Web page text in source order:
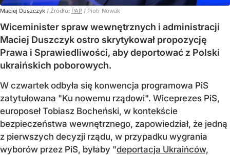
Maciej Duszczyk / Źródło: PAP / Piotr Nowak
Wiceminister spraw wewnętrznych i administracji
Maciej Duszczyk ostro skrytykował propozycję
Prawa i Sprawiedliwości, aby deportować z Polski
ukraińskich poborowych.
W czwartek odbyła się konwencja programowa PiS
zatytułowana "Ku nowemu rządowi". Wiceprezes PiS,
europoseł Tobiasz Bocheński, w kontekście
bezpieczeństwa wewnętrznego, zapowiedział, że jedną
z pierwszych decyzji rządu, w przypadku wygrania
wyborów przez PiS, byłaby "deportacja Ukraińców,